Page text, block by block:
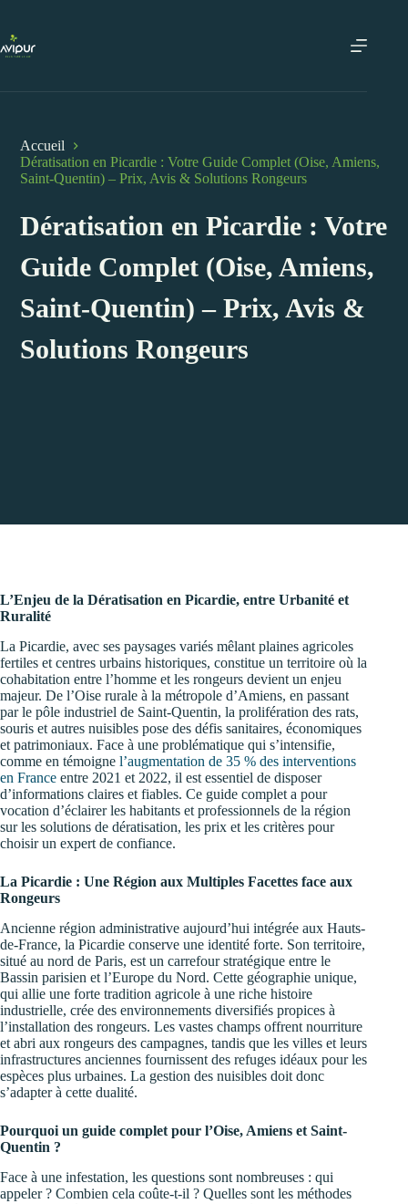
contenu
Accueil
Dératisation en Picardie : Votre Guide Complet (Oise, Amiens,
Saint-Quentin) – Prix, Avis & Solutions Rongeurs
Dératisation en Picardie : Votre
Guide Complet (Oise, Amiens,
Saint-Quentin) – Prix, Avis &
Solutions Rongeurs
L’Enjeu de la Dératisation en Picardie, entre Urbanité et
Ruralité
La Picardie, avec ses paysages variés mêlant plaines agricoles
fertiles et centres urbains historiques, constitue un territoire où la
cohabitation entre l’homme et les rongeurs devient un enjeu
majeur. De l’Oise rurale à la métropole d’Amiens, en passant
par le pôle industriel de Saint-Quentin, la prolifération des rats,
souris et autres nuisibles pose des défis sanitaires, économiques
et patrimoniaux. Face à une problématique qui s’intensifie,
comme en témoigne l’augmentation de 35 % des interventions
en France entre 2021 et 2022, il est essentiel de disposer
d’informations claires et fiables. Ce guide complet a pour
vocation d’éclairer les habitants et professionnels de la région
sur les solutions de dératisation, les prix et les critères pour
choisir un expert de confiance.
La Picardie : Une Région aux Multiples Facettes face aux
Rongeurs
Ancienne région administrative aujourd’hui intégrée aux Hauts-
de-France, la Picardie conserve une identité forte. Son territoire,
situé au nord de Paris, est un carrefour stratégique entre le
Bassin parisien et l’Europe du Nord. Cette géographie unique,
qui allie une forte tradition agricole à une riche histoire
industrielle, crée des environnements diversifiés propices à
l’installation des rongeurs. Les vastes champs offrent nourriture
et abri aux rongeurs des campagnes, tandis que les villes et leurs
infrastructures anciennes fournissent des refuges idéaux pour les
espèces plus urbaines. La gestion des nuisibles doit donc
s’adapter à cette dualité.
Pourquoi un guide complet pour l’Oise, Amiens et Saint-
Quentin ?
Face à une infestation, les questions sont nombreuses : qui
appeler ? Combien cela coûte-t-il ? Quelles sont les méthodes